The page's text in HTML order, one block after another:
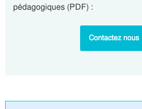
pédagogiques (PDF) :
Contactez nous